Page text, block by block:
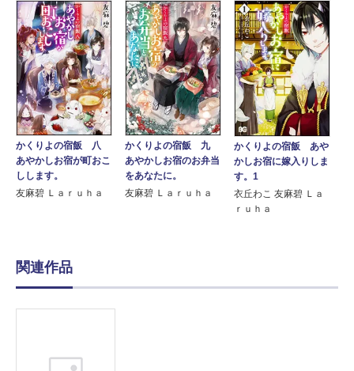
かくりよの宿飯 八
あやかしお宿が町おこ
しします。
友麻碧 Ｌａｒｕｈａ
かくりよの宿飯 九
あやかしお宿のお弁当
をあなたに。
友麻碧 Ｌａｒｕｈａ
かくりよの宿飯 あや
かしお宿に嫁入りしま
す。1
衣丘わこ 友麻碧 Ｌａ
ｒｕｈａ
関連作品